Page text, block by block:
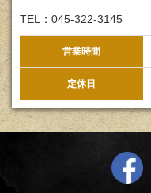
TEL：045-322-3145
営業時間
定休日